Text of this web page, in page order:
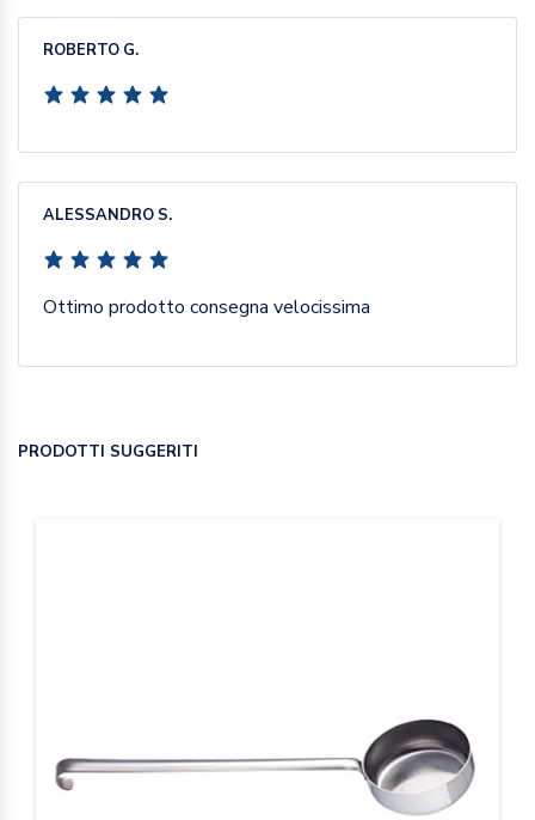
ROBERTO G.
ALESSANDRO S.
Ottimo prodotto consegna velocissima
PRODOTTI SUGGERITI